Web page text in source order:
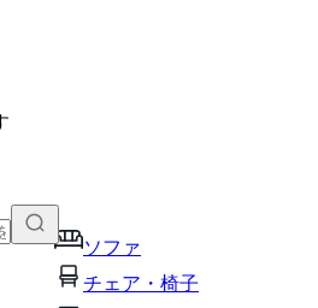
ソファ
チェア・椅子
貼り付けて、カートに追加できます